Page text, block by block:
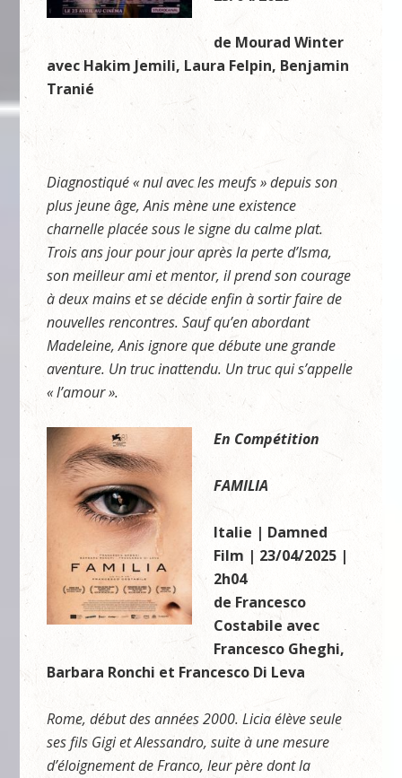
de Mourad Winter
avec Hakim Jemili, Laura Felpin, Benjamin
Tranié
Diagnostiqué « nul avec les meufs » depuis son
plus jeune âge, Anis mène une existence
charnelle placée sous le signe du calme plat.
Trois ans jour pour jour après la perte d’Isma,
son meilleur ami et mentor, il prend son courage
à deux mains et se décide enfin à sortir faire de
nouvelles rencontres. Sauf qu’en abordant
Madeleine, Anis ignore que débute une grande
aventure. Un truc inattendu. Un truc qui s’appelle
« l’amour ».
En Compétition
FAMILIA
Italie | Damned
Film | 23/04/2025 |
2h04
de Francesco
Costabile avec
Francesco Gheghi,
Barbara Ronchi et Francesco Di Leva
Rome, début des années 2000. Licia élève seule
ses fils Gigi et Alessandro, suite à une mesure
d’éloignement de Franco, leur père dont la